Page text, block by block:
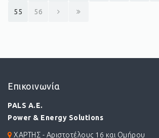
55 56
Επικοινωνία
PALS A.E.
Power & Energy Solutions
ΧΑΡΤΗΣ - Αριστοτέλους 16 και Ομήρου